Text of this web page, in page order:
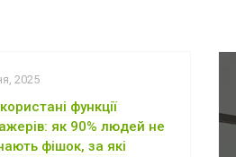
2025
функції
як 90% людей не
фішок, за які